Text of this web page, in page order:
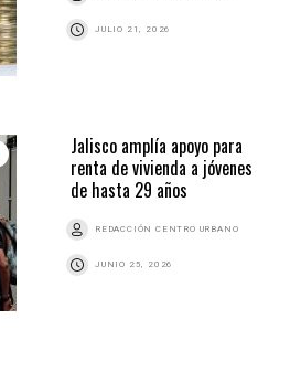
JULIO 21, 2026
Jalisco amplía apoyo para
renta de vivienda a jóvenes
de hasta 29 años
REDACCIÓN CENTRO URBANO
JUNIO 25, 2026